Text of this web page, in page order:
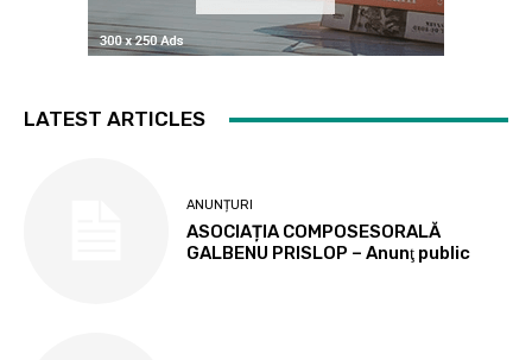
LATEST ARTICLES
ANUNȚURI
ASOCIAȚIA COMPOSESORALĂ
GALBENU PRISLOP – Anunţ public